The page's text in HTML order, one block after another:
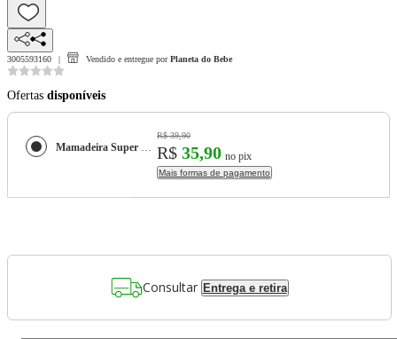
3005593160 Vendido e entregue por Planeta do Bebe
Ofertas disponíveis
Mamadeira Super Evolution Divertida Rosa 300ml - Lillo
R$ 39,90
R$ 35,90 no pix
Mais formas de pagamento
Consultar Entrega e retira